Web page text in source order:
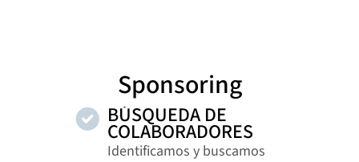
Sponsoring
BÚSQUEDA DE
COLABORADORES
Identificamos y buscamos